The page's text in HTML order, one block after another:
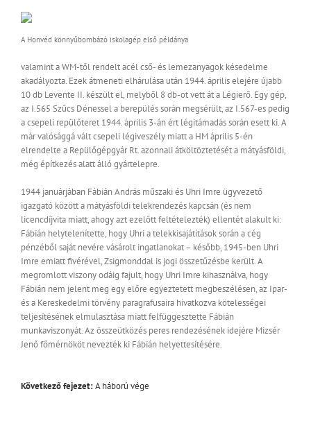
A Honvéd könnyűbombázó iskolagép első példánya
valamint a WM-től rendelt acél cső- és lemezanyagok késedelme
akadályozta. Ezek átmeneti elhárulása után 1944. április elejére újabb
10 db Levente II. készült el, melyből 8 db-ot vett át a Légierő. Egy gép,
az I.565 Szűcs Dénessel a berepülés során megsérült, az I.567-es pedig
a csepeli repülőteret 1944. április 3-án ért légitámadás során esett ki. A
már valósággá vált csepeli légiveszély miatt a HM április 5-én
elrendelte a Repülőgépgyár Rt. azonnali átköltöztetését a mátyásföldi,
még építkezés alatt álló gyártelepre.
1944 januárjában Fábián András műszaki és Uhri Imre ügyvezető
igazgató között a mátyásföldi telekrendezés kapcsán (és nem
licencdíjvita miatt, ahogy azt ezelőtt feltételezték) ellentét alakult ki:
Fábián helytelenítette, hogy Uhri a telekkisajátítások során a cég
pénzéből saját nevére vásárolt ingatlanokat – később, 1945-ben Uhri
Imre emiatt fivérével, Zsigmonddal is jogi összetűzésbe került. A
megromlott viszony odáig fajult, hogy Uhri Imre kihasználva, hogy
Fábián nem jelent meg egy előre egyeztetett megbeszélésen, az Ipar-
és a Kereskedelmi törvény paragrafusaira hivatkozva kötelességei
teljesítésének elmulasztása miatt felfüggesztette Fábián
munkaviszonyát. Az összeütközés peres rendezésének idejére Mizsér
Jenő főmérnököt nevezték ki Fábián helyettesítésére.
Következő fejezet:A háború vége